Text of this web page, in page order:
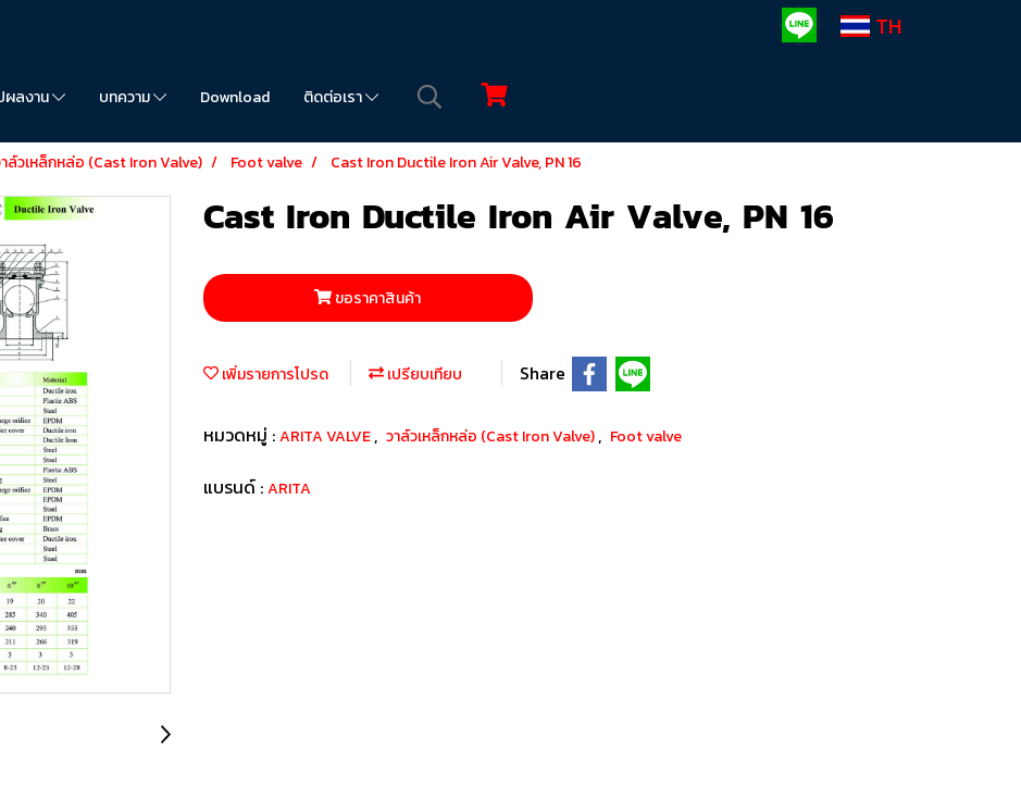
TH
ผลงาน บทความ Download ติดต่อเรา
ล์วเหล็กหล่อ (Cast Iron Valve) Foot valve Cast Iron Ductile Iron Air Valve, PN 16
Cast Iron Ductile Iron Air Valve, PN 16
ขอราคาสินค้า
เพิ่มรายการโปรด เปรียบเทียบ Share
หมวดหมู่ :ARITA VALVE, วาล์วเหล็กหล่อ (Cast Iron Valve), Foot valve
แบรนด์ :ARITA